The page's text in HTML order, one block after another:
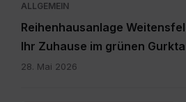
ALLGEMEIN
Reihenhausanlage
Ihr Zuhause im grünen
28. Mai 2026